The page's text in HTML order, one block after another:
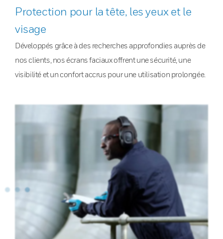
Protection pour la tête, les yeux et le
visage
Développés grâce à des recherches approfondies auprès de
nos clients, nos écrans faciaux offrent une sécurité, une
visibilité et un confort accrus pour une utilisation prolongée.